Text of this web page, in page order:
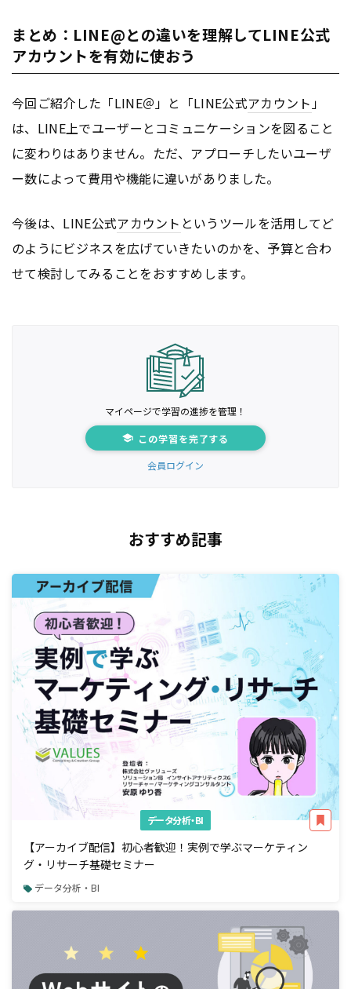
まとめ：LINE@との違いを理解してLINE公式
アカウントを有効に使おう
今回ご紹介した「LINE＠」と「LINE公式アカウント」
は、LINE上でユーザーとコミュニケーションを図ること
に変わりはありません。ただ、アプローチしたいユーザ
ー数によって費用や機能に違いがありました。
今後は、LINE公式アカウント というツールを活用してど
のようにビジネスを広げていきたいのかを、予算と合わ
せて検討してみることをおすすめします。
マイページで学習の進捗を管理！
この学習を完了する
会員ログイン
おすすめ記事
データ分析・BI
【アーカイブ配信】初心者歓迎！実例で学ぶマーケティン
グ・リサーチ基礎セミナー
データ分析・BI